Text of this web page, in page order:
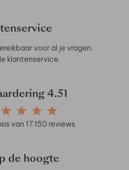
voor al je vragen,
klantenservice.
4.51
van 17.150 reviews
de hoogte